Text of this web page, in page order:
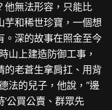
無法形容，只能比
芋和稀世珍寶，一個想
。深的故事在照金至今
山上建造防御工事，
的老蒼生拿肩扛、用背
法的兒子，他說，“邊
公買公賣、群眾先